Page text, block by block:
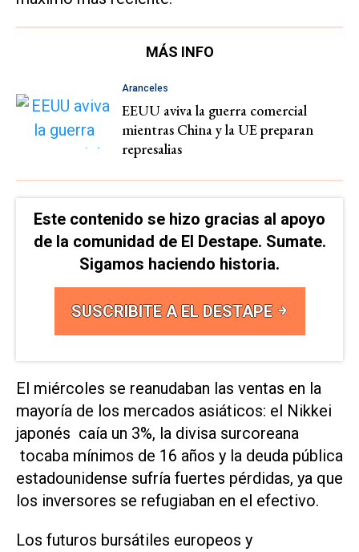
MÁS INFO
Aranceles
EEUU aviva la guerra comercial
mientras China y la UE preparan
represalias
Este contenido se hizo gracias al apoyo
de la comunidad de El Destape. Sumate.
Sigamos haciendo historia.
SUSCRIBITE A EL DESTAPE
El miércoles se reanudaban las ventas en la
mayoría de los mercados asiáticos: el Nikkei
japonés caía un 3%, la divisa surcoreana
tocaba mínimos de 16 años y la deuda pública
estadounidense sufría fuertes pérdidas, ya que
los inversores se refugiaban en el efectivo.
Los futuros bursátiles europeos y